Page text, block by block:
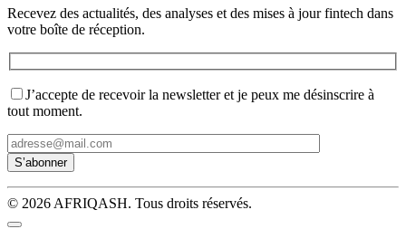
Recevez des actualités, des analyses et des mises à jour fintech dans
votre boîte de réception.
J’accepte de recevoir la newsletter et je peux me désinscrire à
tout moment.
© 2026 AFRIQASH. Tous droits réservés.